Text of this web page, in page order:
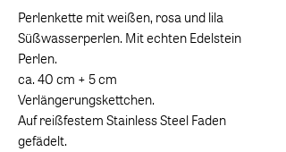
Perlenkette mit weißen, rosa und lila
Süßwasserperlen. Mit echten Edelstein
Perlen.
ca. 40 cm + 5 cm
Verlängerungskettchen.
Auf reißfestem Stainless Steel Faden
gefädelt.